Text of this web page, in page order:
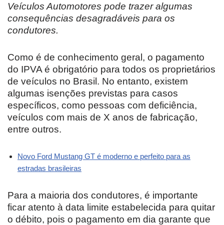
Veículos Automotores pode trazer algumas
consequências desagradáveis para os
condutores.
Como é de conhecimento geral, o pagamento
do IPVA é obrigatório para todos os proprietários
de veículos no Brasil. No entanto, existem
algumas isenções previstas para casos
específicos, como pessoas com deficiência,
veículos com mais de X anos de fabricação,
entre outros.
Novo Ford Mustang GT é moderno e perfeito para as
estradas brasileiras
Para a maioria dos condutores, é importante
ficar atento à data limite estabelecida para quitar
o débito, pois o pagamento em dia garante que